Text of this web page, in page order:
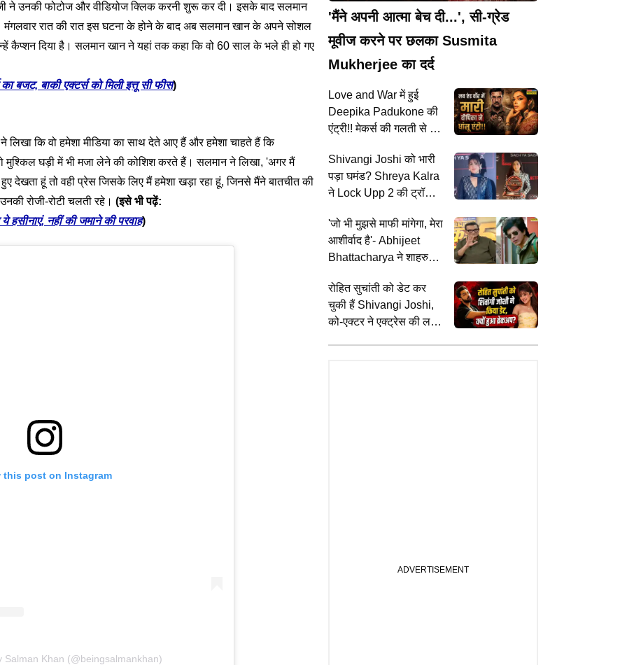
ने उनकी फोटोज और वीडियोज क्लिक करनी शुरू कर दी। इसके बाद सलमान
रात की रात इस घटना के होने के बाद अब सलमान खान के अपने सोशल
कैप्शन दिया है। सलमान खान ने यहां तक कहा कि वो 60 साल के भले ही हो गए
बाकी एक्टर्स को मिली इत्तू सी फीस)
लिखा कि वो हमेशा मीडिया का साथ देते आए हैं और हमेशा चाहते हैं कि
मुश्किल घड़ी में भी मजा लेने की कोशिश करते हैं। सलमान ने लिखा, 'अगर मैं
देखता हूं तो वही प्रेस जिसके लिए मैं हमेशा खड़ा रहा हूं, जिनसे मैंने बातचीत की
रोजी-रोटी चलती रहे। (इसे भी पढ़ें:
हसीनाएं, नहीं की जमाने की परवाह)
this post on Instagram
Salman Khan (@beingsalmankhan)
'मैंने अपनी आत्मा बेच दी...', सी-ग्रेड
मूवीज करने पर छलका Susmita
Mukherjee का दर्द
Love and War में हुई
Deepika Padukone की
एंट्री!! मेकर्स की गलती से हो
Shivangi Joshi को भारी
पड़ा घमंड? Shreya Kalra
ने Lock Upp 2 की ट्रॉफी
का नाम
'जो भी मुझसे माफी मांगेगा, मेरा
आशीर्वाद है'- Abhijeet
Bhattacharya ने शाहरुख
रोहित सुचांती को डेट कर
चुकी हैं Shivangi Joshi,
को-एक्टर ने एक्ट्रेस की लव